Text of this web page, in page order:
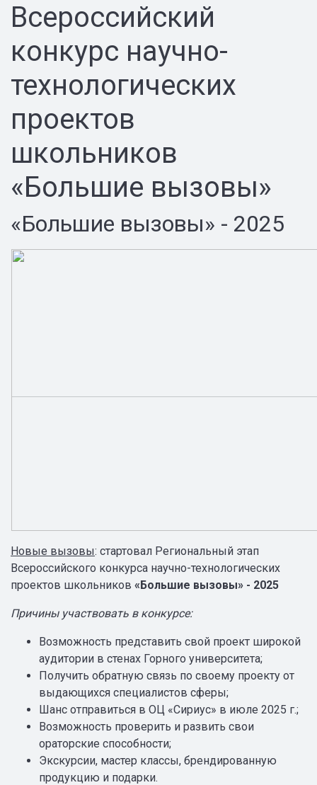
Всероссийский
конкурс научно-
технологических
проектов
школьников
«Большие вызовы»
«Большие вызовы» - 2025
Новые вызовы: стартовал Региональный этап
Всероссийского конкурса научно-технологических
проектов школьников «Большие вызовы» - 2025
Причины участвовать в конкурсе:
Возможность представить свой проект широкой
аудитории в стенах Горного университета;
Получить обратную связь по своему проекту от
выдающихся специалистов сферы;
Шанс отправиться в ОЦ «Сириус» в июле 2025 г.;
Возможность проверить и развить свои
ораторские способности;
Экскурсии, мастер классы, брендированную
продукцию и подарки.